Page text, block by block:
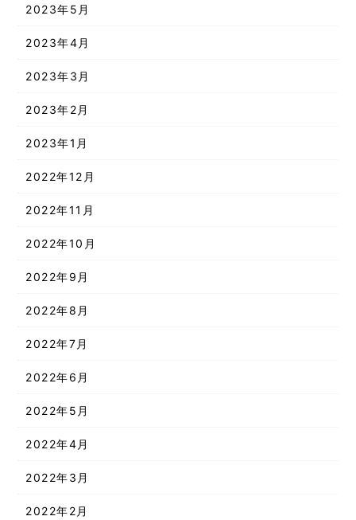
2023年5月
2023年4月
2023年3月
2023年2月
2023年1月
2022年12月
2022年11月
2022年10月
2022年9月
2022年8月
2022年7月
2022年6月
2022年5月
2022年4月
2022年3月
2022年2月